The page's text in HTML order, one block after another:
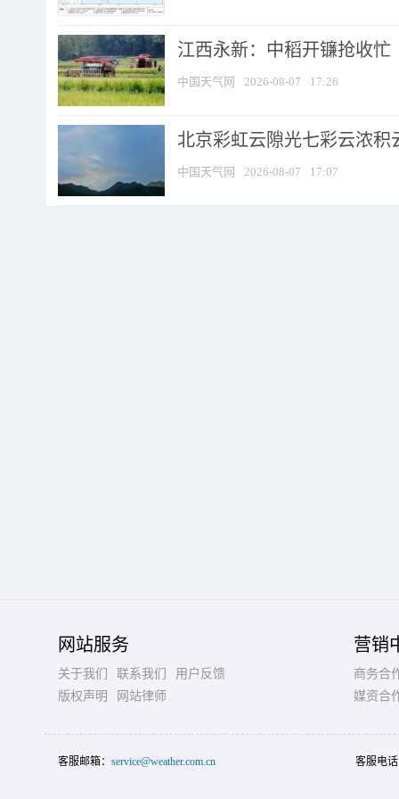
江西永新：中稻开镰抢收忙
中国天气网 2026-08-07 17:26
北京彩虹云隙光七彩云浓积
中国天气网 2026-08-07 17:07
网站服务
关于我们 联系我们
用户反馈
版权声明
网站律师
营销
商务合
媒资合
客服邮箱： service@weather.com.cn 客服电